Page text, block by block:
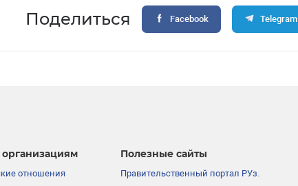
Поделиться Facebook Telegram
отношения
Полезные сайты
Правительственный портал РУз.